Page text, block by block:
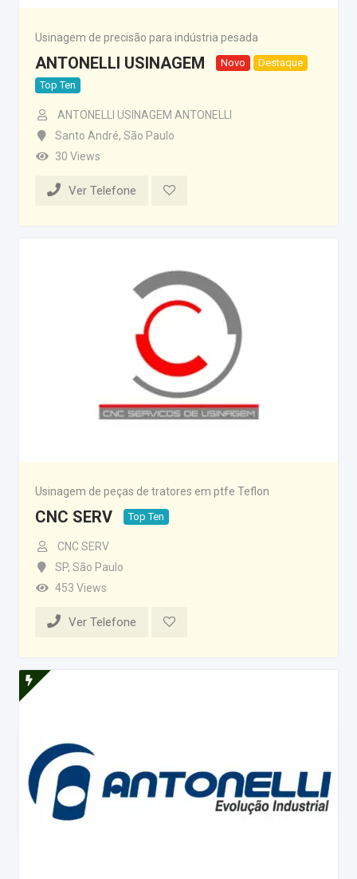
Usinagem de precisão para indústria pesada
ANTONELLI USINAGEM Novo
Destaque
Top Ten
ANTONELLI USINAGEM ANTONELLI
Santo André, São Paulo
30 Views
Ver Telefone
Usinagem de peças de tratores em ptfe Teflon
CNC SERV Top Ten
CNC SERV
SP, São Paulo
453 Views
Ver Telefone